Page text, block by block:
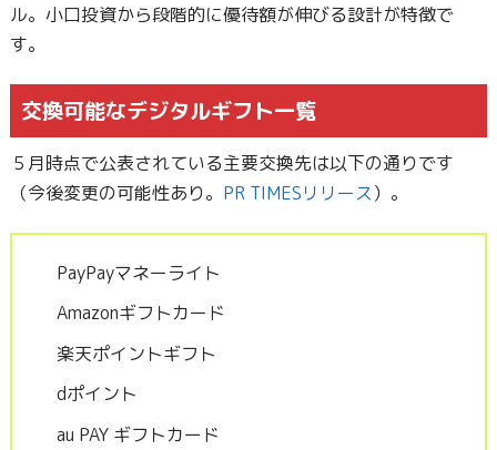
ル。小口投資から段階的に優待額が伸びる設計が特徴で
す。
交換可能なデジタルギフト一覧
５月時点で公表されている主要交換先は以下の通りです
（今後変更の可能性あり。 PR TIMESリリース）。
PayPayマネーライト
Amazonギフトカード
楽天ポイントギフト
dポイント
au PAY ギフトカード